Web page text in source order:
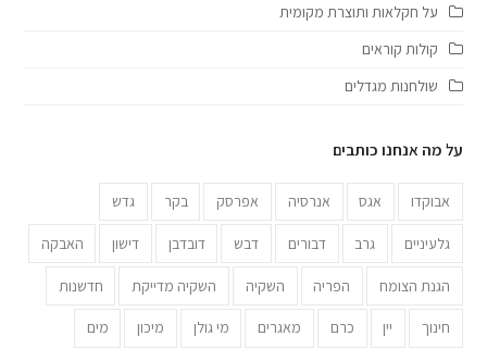
על חקלאות ותוצרת מקומית
קולות קוראים
שולחנות מגדלים
על מה אנחנו כותבים
אבוקדו אגס אנרסיה אפרסק בקר גדש
גלעיניים גרב דבורים דבש דובדבן דישון האבקה
הגנת הצומח הפריה השקיה השקיה מדייקת חדשנות
חינוך יין כרם מאגרים מי גולן מיכון מים